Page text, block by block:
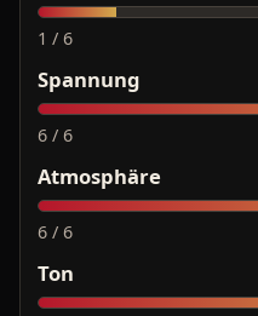
1 / 6
Spannung
6 / 6
Atmosphäre
6 / 6
Ton